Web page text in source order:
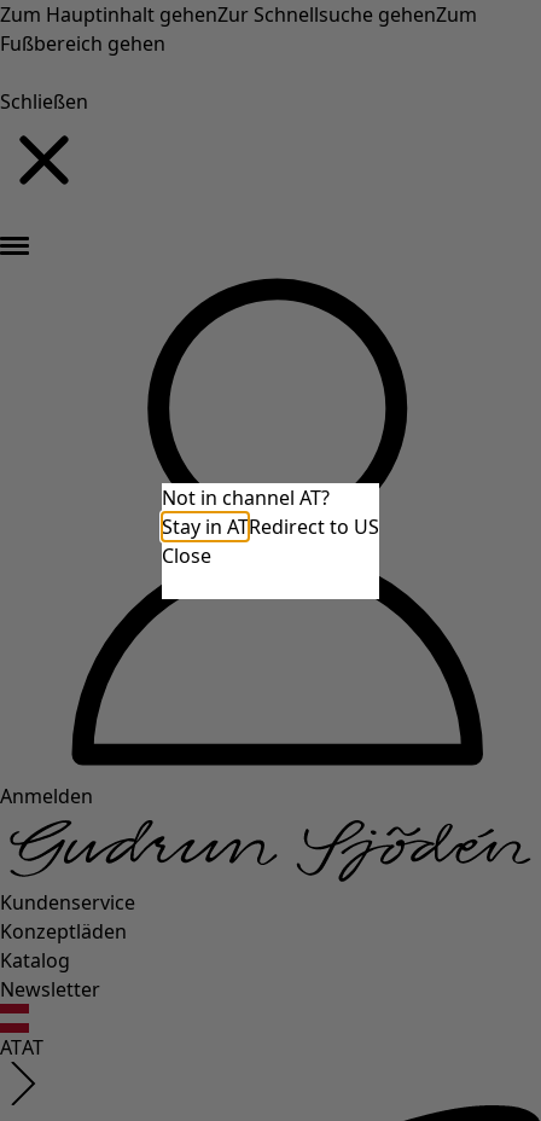
Zum Hauptinhalt gehenZur Schnellsuche gehenZum
Fußbereich gehen
Schließen
Anmelden
Kundenservice
Konzeptläden
Katalog
Newsletter
ATAT
Not in channel AT?
Stay in ATRedirect to US
Close